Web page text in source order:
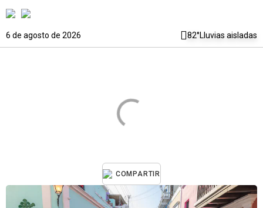
6 de agosto de 2026 82°Lluvias aisladas
COMPARTIR